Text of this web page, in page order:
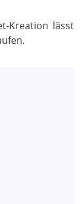
Kreation lässt